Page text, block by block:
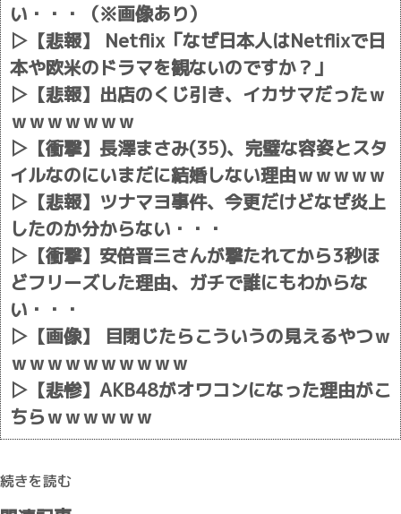
い・・・（※画像あり）
▷ 【悲報】 Netflix「なぜ日本人はNetflixで日
本や欧米のドラマを観ないのですか？」
▷ 【悲報】出店のくじ引き、イカサマだったｗ
ｗｗｗｗｗｗｗ
▷ 【衝撃】長澤まさみ(35)、完璧な容姿とスタ
イルなのにいまだに結婚しない理由ｗｗｗｗｗ
▷ 【悲報】ツナマヨ事件、今更だけどなぜ炎上
したのか分からない・・・
▷ 【衝撃】安倍晋三さんが撃たれてから3秒ほ
どフリーズした理由、ガチで誰にもわからな
い・・・
▷ 【画像】 目閉じたらこういうの見えるやつｗ
ｗｗｗｗｗｗｗｗｗｗ
▷ 【悲惨】AKB48がオワコンになった理由がこ
ちらｗｗｗｗｗｗ
続きを読む